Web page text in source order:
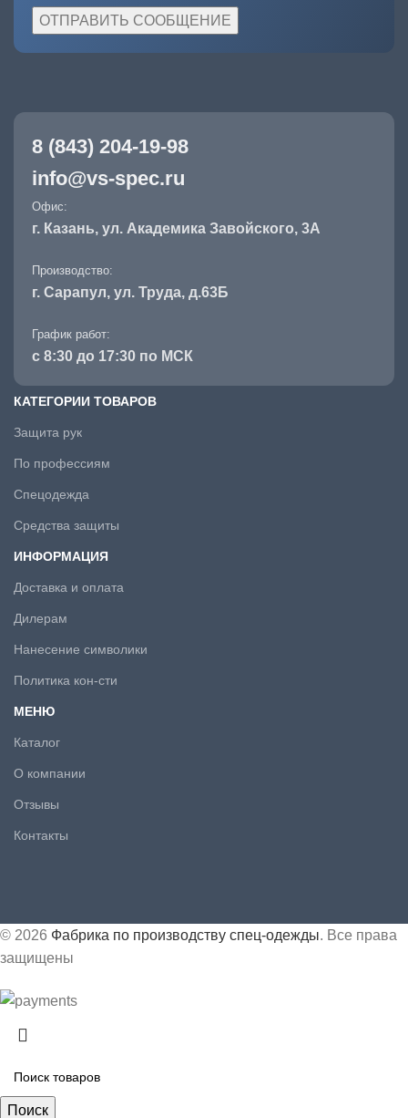
КАТЕГОРИИ ТОВАРОВ
Защита рук
По профессиям
Спецодежда
Средства защиты
ИНФОРМАЦИЯ
Доставка и оплата
Дилерам
Нанесение символики
Политика кон-сти
МЕНЮ
Каталог
О компании
Отзывы
Контакты
8 (843) 204-19-98
info@vs-spec.ru
Офис:
г. Казань, ул. Академика Завойского, 3А
Производство:
г. Сарапул, ул. Труда, д.63Б
График работ:
с 8:30 до 17:30 по МСК
© 2026 Фабрика по производству спец-одежды. Все права
защищены
Поиск